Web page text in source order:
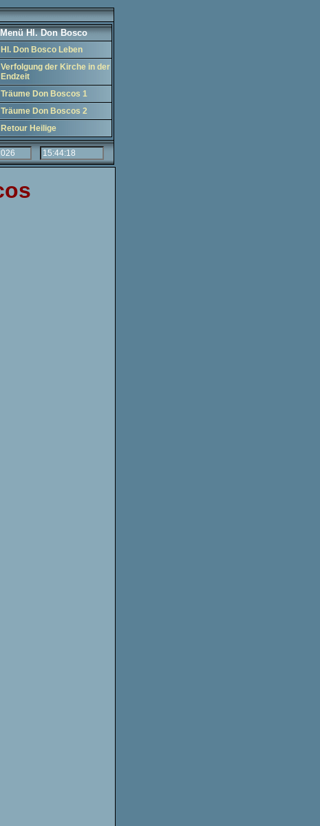
Menü Hl. Don Bosco
Hl. Don Bosco Leben
Verfolgung der Kirche in der
Endzeit
Träume Don Boscos 1
Träume Don Boscos 2
Retour Heilige